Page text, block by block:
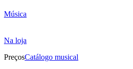
Música
Na loja
PreçosCatálogo musical